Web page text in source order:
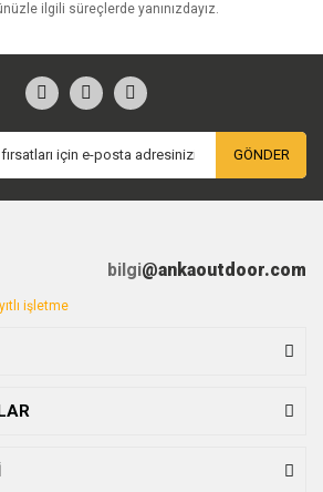
ilgili süreçlerde yanınızdayız.
GÖNDER
bilgi@ankaoutdoor.com